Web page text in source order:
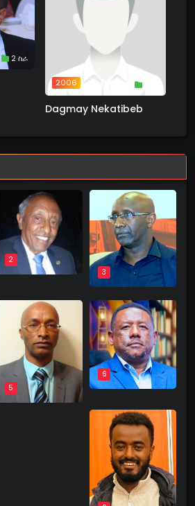
2 ስራ
2006
Dagmay Nekatibeb
2
3
5
6
8